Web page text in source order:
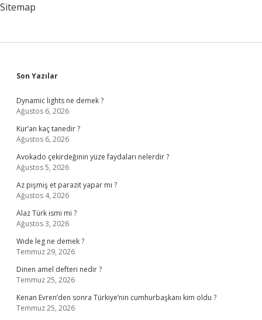
Sitemap
Sidebar
Son Yazılar
Dynamic lights ne demek ?
Ağustos 6, 2026
Kur’an kaç tanedir ?
Ağustos 6, 2026
Avokado çekirdeğinin yüze faydaları nelerdir ?
Ağustos 5, 2026
Az pişmiş et parazit yapar mı ?
Ağustos 4, 2026
Alaz Türk ismi mi ?
Ağustos 3, 2026
Wıde leg ne demek ?
Temmuz 29, 2026
Dinen amel defteri nedir ?
Temmuz 25, 2026
Kenan Evren’den sonra Türkiye’nin cumhurbaşkanı kim oldu ?
Temmuz 25, 2026